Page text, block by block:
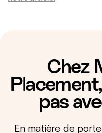
Chez
pas
En matière de